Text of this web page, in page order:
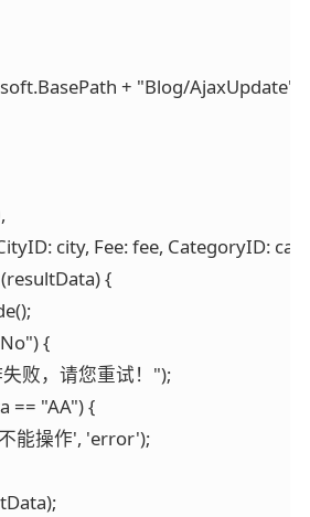
+ "Blog/AjaxUpdate",
city, Fee: fee, CategoryID:
{
{
败，请您重试！");
== "AA") {
能操作', 'error');